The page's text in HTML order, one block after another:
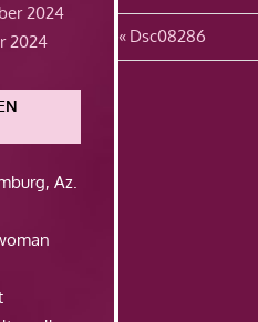
Vorheriger
Beitrag:
Dsc08286
2024
2024
Az.